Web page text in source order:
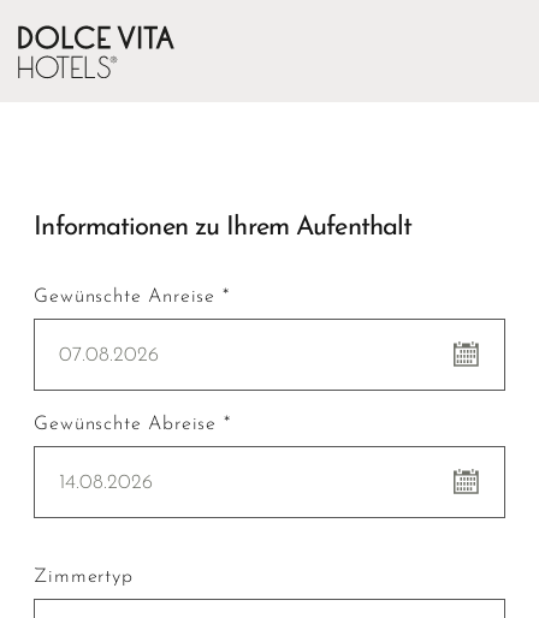
Informationen zu Ihrem Aufenthalt
Gewünschte Anreise *
07.08.2026
Gewünschte Abreise *
14.08.2026
Zimmertyp